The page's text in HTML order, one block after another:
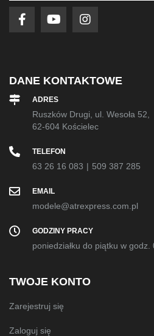
newsletter:
DANE KONTAKTOWE
ADRES
Ruszków Drugi, ul. Wesoła 52,
62-604 Kościelec
TELEFON
63 26 16 083 | 509 387 285
EMAIL
modele@atrexpress.com.pl
GODZINY PRACY
poniedziałku do piątku w
TWOJE KONTO
Zarejestruj się
Zaloguj się